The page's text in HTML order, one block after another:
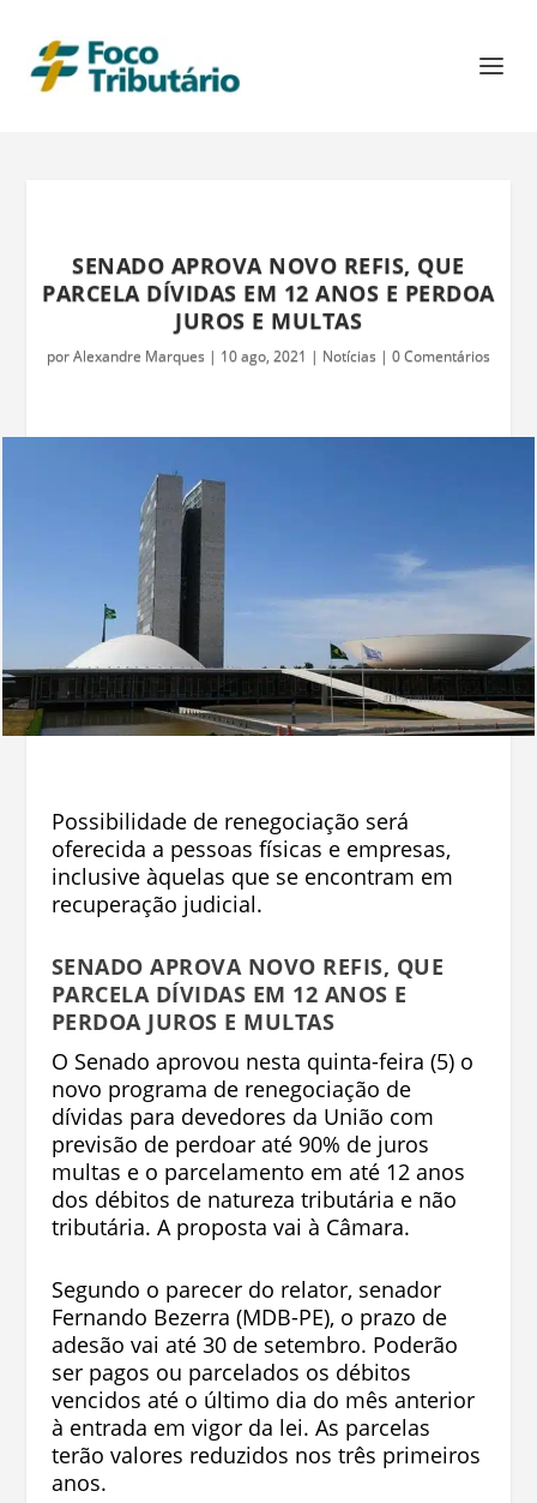
SENADO APROVA NOVO REFIS, QUE
PARCELA DÍVIDAS EM 12 ANOS E PERDOA
JUROS E MULTAS
porAlexandre Marques | 10 ago, 2021 | Notícias | 0 Comentários
Possibilidade de renegociação será
oferecida a pessoas físicas e empresas,
inclusive àquelas que se encontram em
recuperação judicial.
SENADO APROVA NOVO REFIS, QUE
PARCELA DÍVIDAS EM 12 ANOS E
PERDOA JUROS E MULTAS
O Senado aprovou nesta quinta-feira (5) o
novo programa de renegociação de
dívidas para devedores da União com
previsão de perdoar até 90% de juros
multas e o parcelamento em até 12 anos
dos débitos de natureza tributária e não
tributária. A proposta vai à Câmara.
Segundo o parecer do relator, senador
Fernando Bezerra (MDB-PE), o prazo de
adesão vai até 30 de setembro. Poderão
ser pagos ou parcelados os débitos
vencidos até o último dia do mês anterior
à entrada em vigor da lei. As parcelas
terão valores reduzidos nos três primeiros
anos.